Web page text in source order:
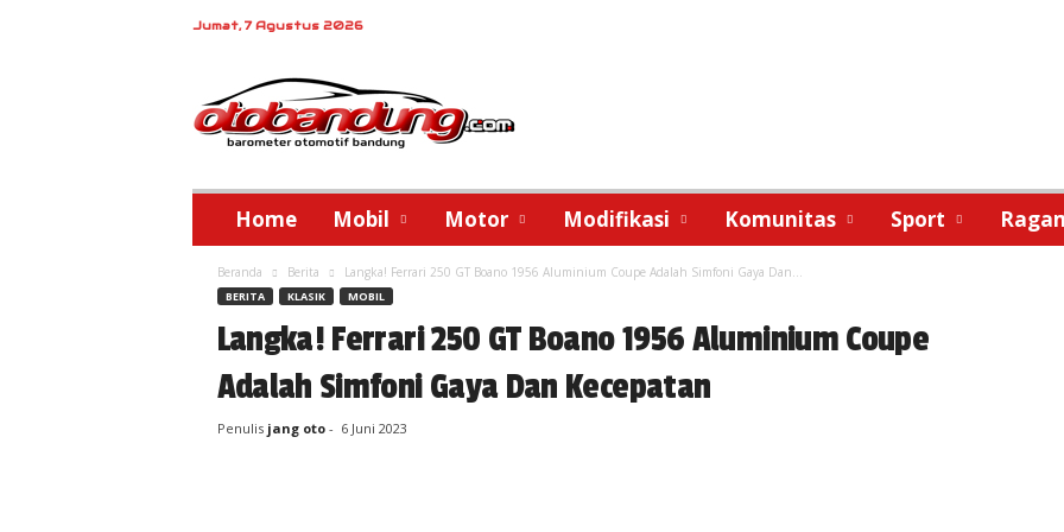
Jumat, 7 Agustus 2026
b
Home Mobil Motor Modifikasi Komunitas Sport
Beranda Berita Langka! Ferrari 250 GT Boano 1956 Aluminium Coupe Adalah Simfoni Gaya Dan...
BERITA KLASIK MOBIL
Langka! Ferrari 250 GT Boano 1956 Aluminium Coupe
Adalah Simfoni Gaya Dan Kecepatan
Penulis jang oto- 6 Juni 2023